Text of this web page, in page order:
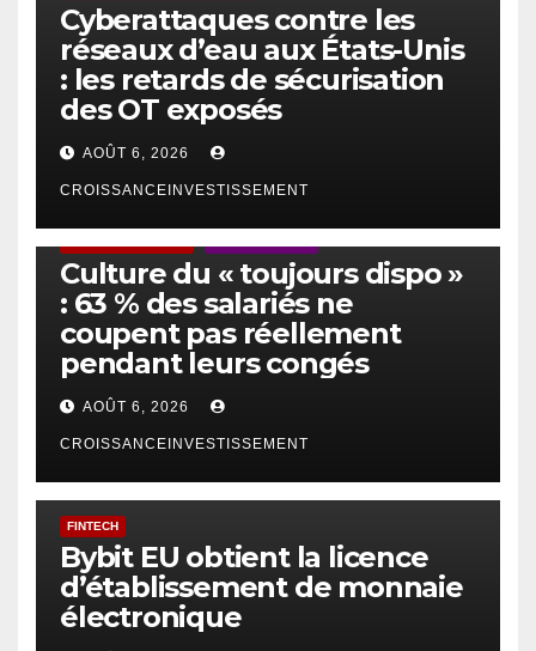
Cyberattaques contre les
réseaux d’eau aux États-Unis
: les retards de sécurisation
des OT exposés
AOÛT 6, 2026
CROISSANCEINVESTISSEMENT
Culture du « toujours dispo »
: 63 % des salariés ne
coupent pas réellement
pendant leurs congés
AOÛT 6, 2026
CROISSANCEINVESTISSEMENT
FINTECH
Bybit EU obtient la licence
d’établissement de monnaie
électronique